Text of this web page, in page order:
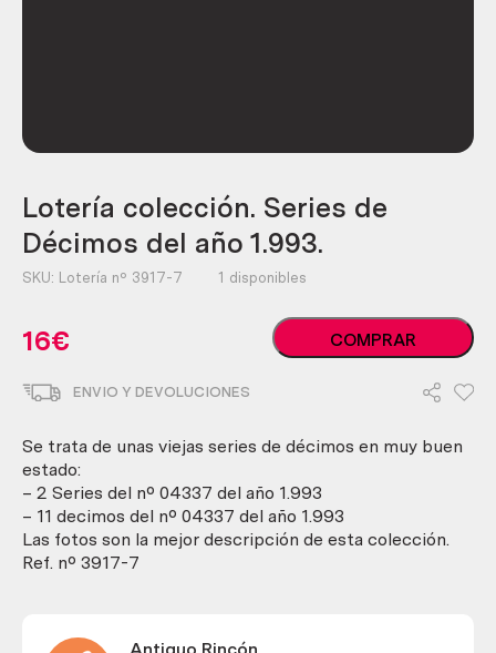
Lotería colección. Series de
Décimos del año 1.993.
SKU: Lotería nº 3917-7 1 disponibles
16€
Lotería
colección.
del
1.993.
cantidad
COMPRAR
ENVIO Y DEVOLUCIONES
Se trata de unas viejas series de décimos en muy buen
estado:
– 2 Series del nº 04337 del año 1.993
– 11 decimos del nº 04337 del año 1.993
Las fotos son la mejor descripción de esta colección.
Ref. nº 3917-7